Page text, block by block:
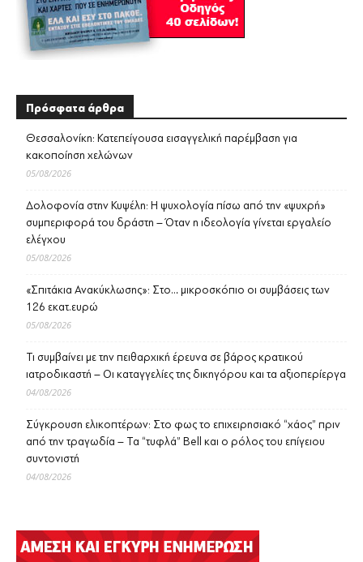
Πρόσφατα άρθρα
Θεσσαλονίκη: Κατεπείγουσα εισαγγελική παρέμβαση για
κακοποίηση χελώνων
05/08/2026
Δολοφονία στην Κυψέλη: Η ψυχολογία πίσω από την «ψυχρή»
συμπεριφορά του δράστη – Όταν η ιδεολογία γίνεται εργαλείο
ελέγχου
05/08/2026
«Σπιτάκια Ανακύκλωσης»: Στο… μικροσκόπιο οι συμβάσεις των
126 εκατ.ευρώ
05/08/2026
Τι συμβαίνει με την πειθαρχική έρευνα σε βάρος κρατικού
ιατροδικαστή – Οι καταγγελίες της δικηγόρου και τα αξιοπερίεργα
04/08/2026
Σύγκρουση ελικοπτέρων: Στο φως το επιχειρησιακό “χάος” πριν
από την τραγωδία – Τα “τυφλά” Bell και ο ρόλος του επίγειου
συντονιστή
04/08/2026